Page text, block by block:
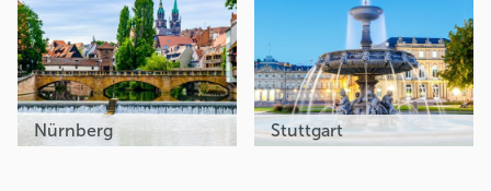
Nürnberg Stuttgart